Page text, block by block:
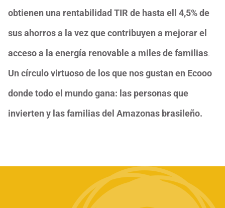
obtienen una rentabilidad TIR de hasta ell 4,5% de
sus ahorros a la vez que contribuyen a mejorar el
acceso a la energía renovable a miles de familias.
Un círculo virtuoso de los que nos gustan en Ecooo
donde todo el mundo gana: las personas que
invierten y las familias del Amazonas brasileño.